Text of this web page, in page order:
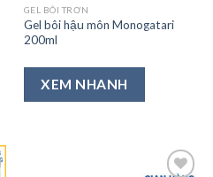
GEL BÔI TRƠN
Gel bôi hậu môn Monogatari
200ml
XEM NHANH